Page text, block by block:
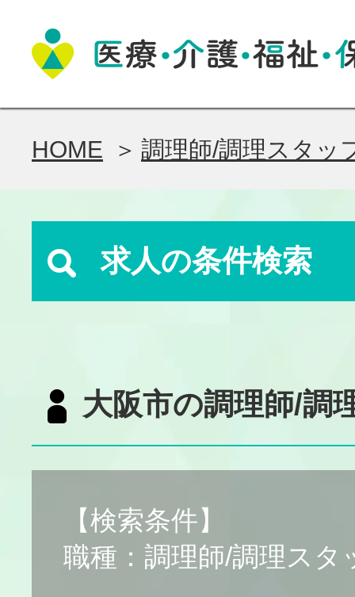
HOME 調理師/調理スタッ
求人の条件検索
大阪市の調理師/
【検索条件】
職種：調理師/調理スタ